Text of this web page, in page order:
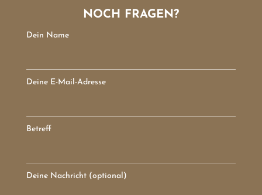
NOCH FRAGEN?
Dein Name
Deine E-Mail-Adresse
Betreff
Deine Nachricht (optional)